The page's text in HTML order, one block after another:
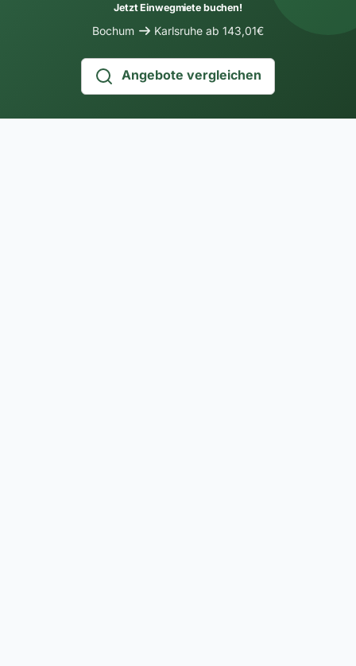
Jetzt Einwegmiete buchen!
Bochum Karlsruhe ab 143,01€
Angebote vergleichen